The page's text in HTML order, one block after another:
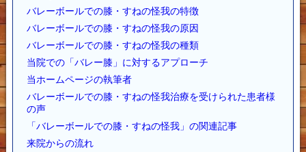
バレーボールでの膝・すねの怪我の特徴
バレーボールでの膝・すねの怪我の原因
バレーボールでの膝・すねの怪我の種類
当院での「バレー膝」に対するアプローチ
当ホームページの執筆者
バレーボールでの膝・すねの怪我治療を受けられた患者様
の声
「バレーボールでの膝・すねの怪我」の関連記事
来院からの流れ